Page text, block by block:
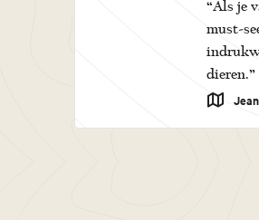
“Als je
must-
dieren.”